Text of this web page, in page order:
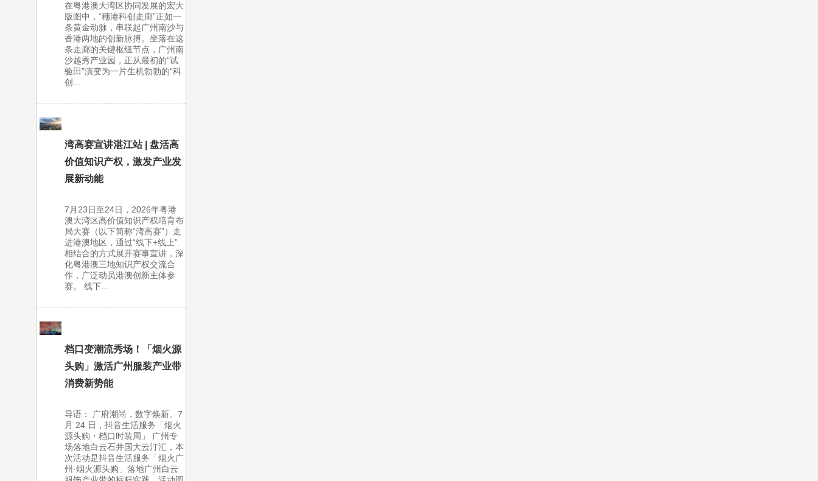
在粤港澳大湾区协同发展的宏大
版图中，“穗港科创走廊”正如一
条黄金动脉，串联起广州南沙与
香港两地的创新脉搏。坐落在这
条走廊的关键枢纽节点，广州南
沙越秀产业园，正从最初的“试
验田”演变为一片生机勃勃的“科
创...
湾高赛宣讲湛江站 | 盘活高
价值知识产权，激发产业发
展新动能
7月23日至24日，2026年粤港
澳大湾区高价值知识产权培育布
局大赛（以下简称“湾高赛”）走
进港澳地区，通过“线下+线上”
相结合的方式展开赛事宣讲，深
化粤港澳三地知识产权交流合
作，广泛动员港澳创新主体参
赛。 线下...
档口变潮流秀场！「烟火源
头购」激活广州服装产业带
消费新势能
导语： 广府潮尚，数字焕新。7
月 24 日，抖音生活服务「烟火
源头购・档口时装周」 广州专
场落地白云石井国大云汀汇，本
次活动是抖音生活服务「烟火广
州·烟火源头购」落地广州白云